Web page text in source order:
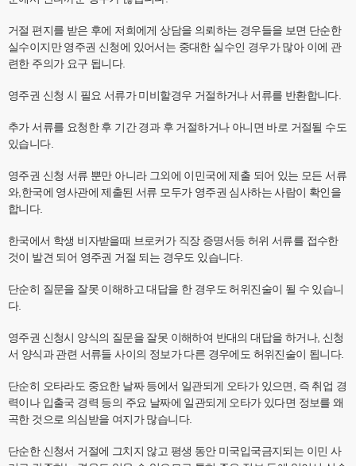
거절 편지를 받은 후에 저희에게 상담을 의뢰하는 경우들을 보면 단순한
실수이지만 영주권 신청에 있어서는 중대한 실수인 경우가 많아 이에 관
련한 주의가 요구 됩니다.
영주권 신청 시 필요 서류가 미비할경우 거절하거나 서류를 반환합니다.
추가 서류를 요청한 후 기간 경과 후 거절하거나 아니면 바로 거절될 수도
있습니다.
영주권 신청 서류 뿐만 아니라 그외에 이민국에 제출 되어 있는 모든 서류
와,한국에 영사관에 제출된 서류 모두가 영주권 심사하는 사람이 확인을
합니다.
한국에서 학생 비자받을때 브로커가 직장 증명서등 허위 서류를 접수한
것이 발견 되어 영주권 거절 되는 경우도 있습니다.
단순히 질문을 잘못 이해하고 대답을 한 경우도 허위진술이 될 수 있습니
다.
영주권 신청시 양식의 질문을 잘못 이해하여 반대의 대답을 하거나, 신청
서 양식과 관련 서류들 사이의 정보가 다른 경우에도 허위진술이 됩니다.
단순히 오타라도 중요한 날짜 등에서 일관되게 오타가 있으면, 즉 취업 경
력이나 입출국 경력 등의 주요 날짜에 일관되게 오타가 있다면 정보를 왜
곡한 것으로 의심받을 여지가 많습니다.
단순한 신청서 거절에 그치지 않고 평생 동안 미국입국금지되는 이민 사